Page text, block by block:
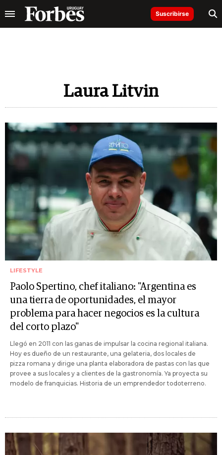
Suscribirse
Laura Litvin
LIFESTYLE
Paolo Spertino, chef italiano: "Argentina es
una tierra de oportunidades, el mayor
problema para hacer negocios es la cultura
del corto plazo"
Llegó en 2011 con las ganas de impulsar la cocina regional italiana.
Hoy es dueño de un restaurante, una gelateria, dos locales de
pizza romana y dirige una planta elaboradora de pastas con las que
provee a sus locales y a clientes de la gastronomía. Ya proyecta su
modelo de franquicias. Historia de un emprendedor todoterreno.